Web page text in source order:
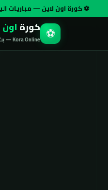
اون لاين — مباريات اليوم بث
⚽ كورة اون
Kora Online — بث مباشر مباريات اليوم